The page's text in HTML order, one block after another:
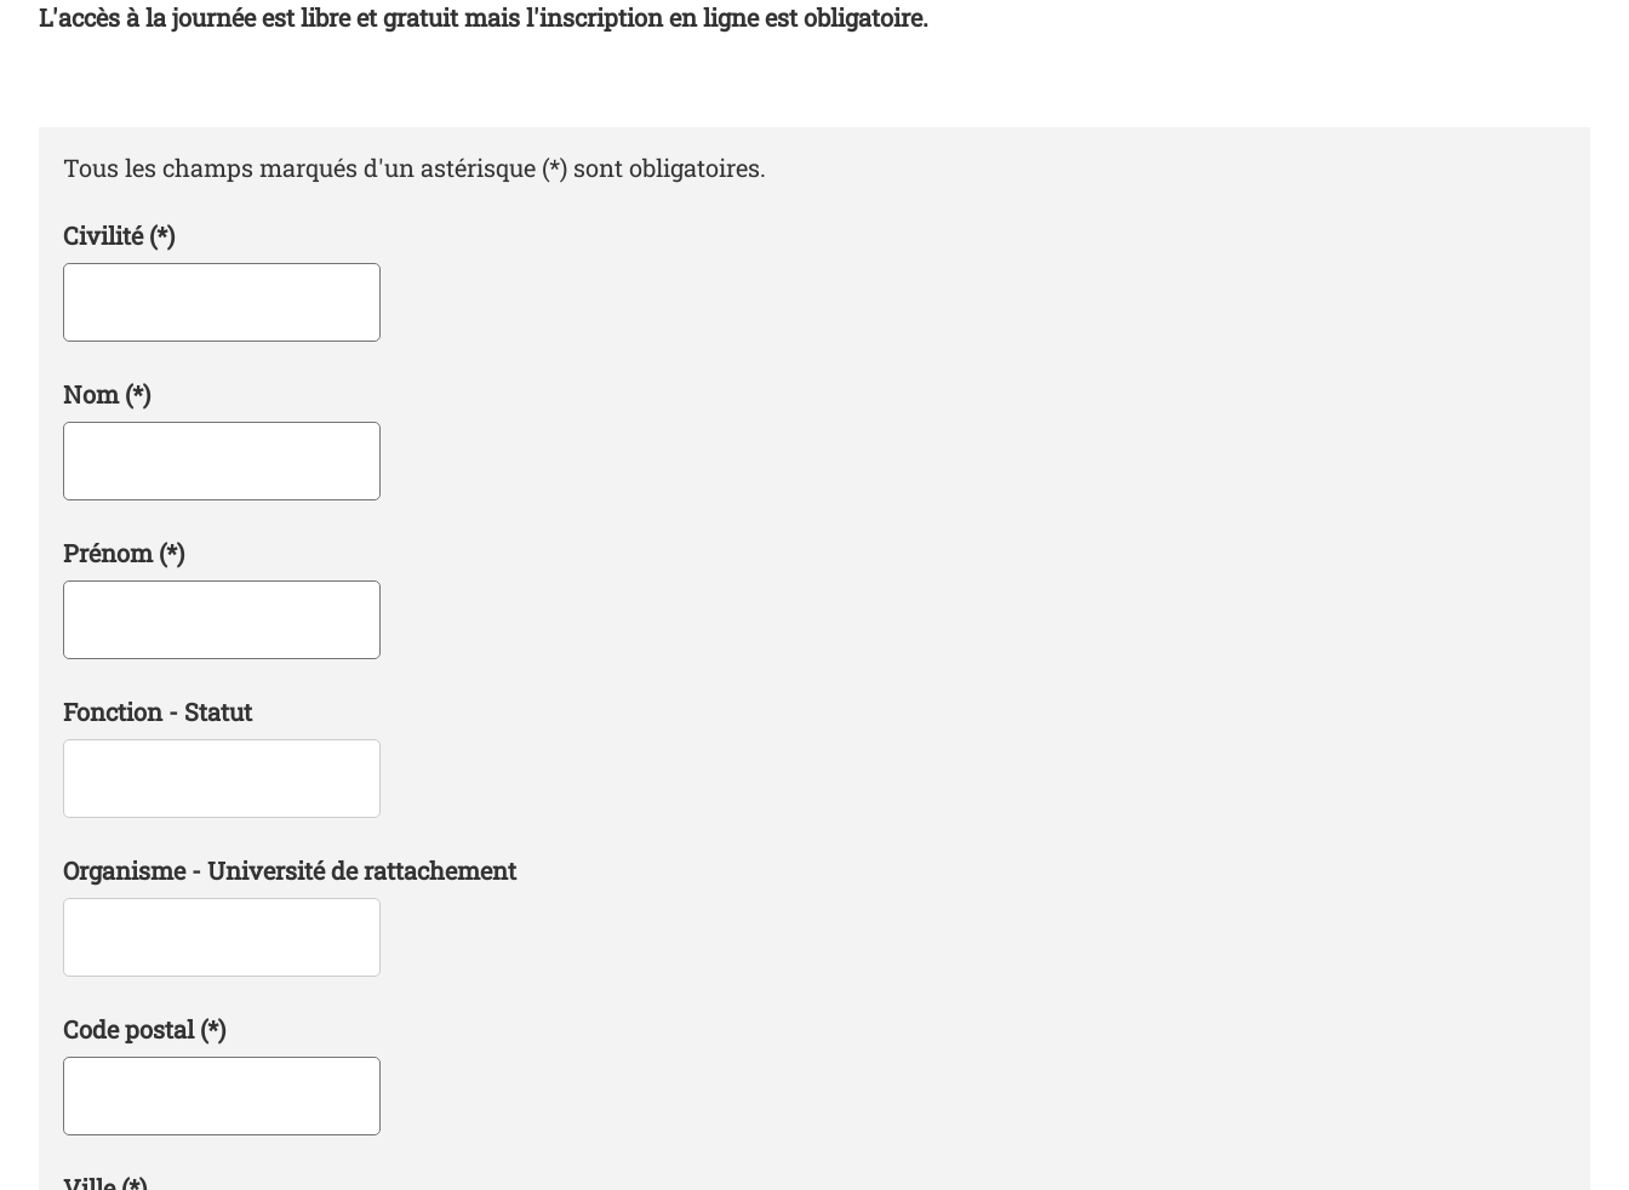
L'accès à la journée est libre et gratuit mais l'inscription en ligne est obligatoire.
Tous les champs marqués d'un astérisque (*) sont obligatoires.
Civilité(*)
Nom(*)
Prénom(*)
Fonction - Statut
Organisme - Université de rattachement
Code postal(*)